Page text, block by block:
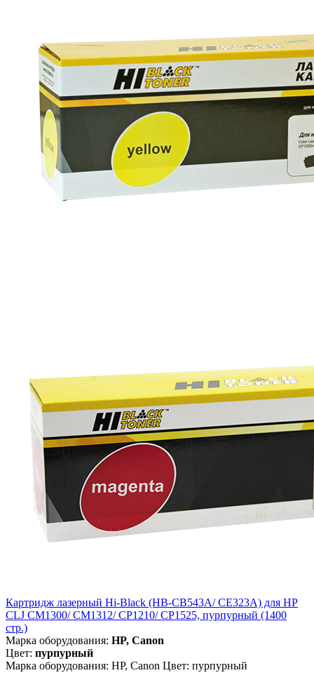
Картридж лазерный Hi-Black (HB-CB543A/ CE323A) для HP
CLJ CM1300/ CM1312/ CP1210/ CP1525, пурпурный (1400
стр.)
Марка оборудования: HP, Canon
Цвет: пурпурный
Марка оборудования: HP, Canon Цвет: пурпурный